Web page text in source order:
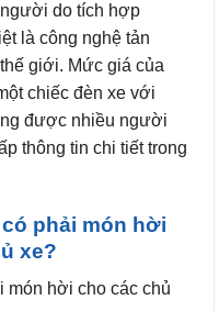
do tích hợp
là công nghệ tản
giới. Mức giá của
chiếc đèn xe với
được nhiều người
thông tin chi tiết trong
phải món hời
xe?